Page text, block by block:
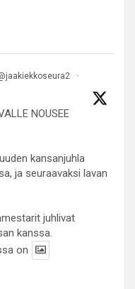
·
NOUSEE
kansanjuhla
ja seuraavaksi lavan
juhlivat
kanssa.
on